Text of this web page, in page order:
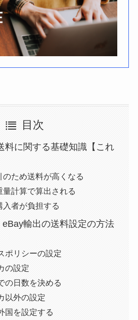
目次
料に関する基礎知識【これ
のため送料が高くなる
量計算で算出される
入者が負担する
eBay輸出の送料設定の方法
ポリシーの設定
の設定
の日数を決める
以外の設定
国を設定する